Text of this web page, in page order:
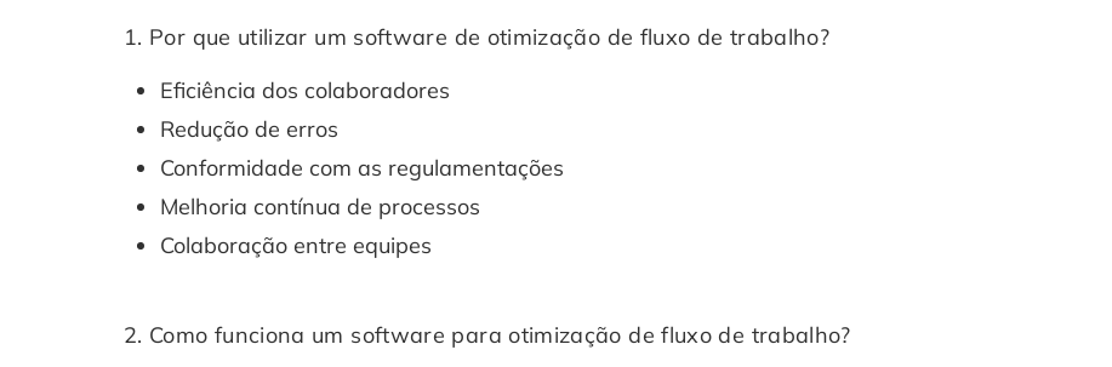
1. Por que utilizar um software de otimização de fluxo de trabalho?
Eficiência dos colaboradores
Redução de erros
Conformidade com as regulamentações
Melhoria contínua de processos
Colaboração entre equipes
2. Como funciona um software para otimização de fluxo de trabalho?